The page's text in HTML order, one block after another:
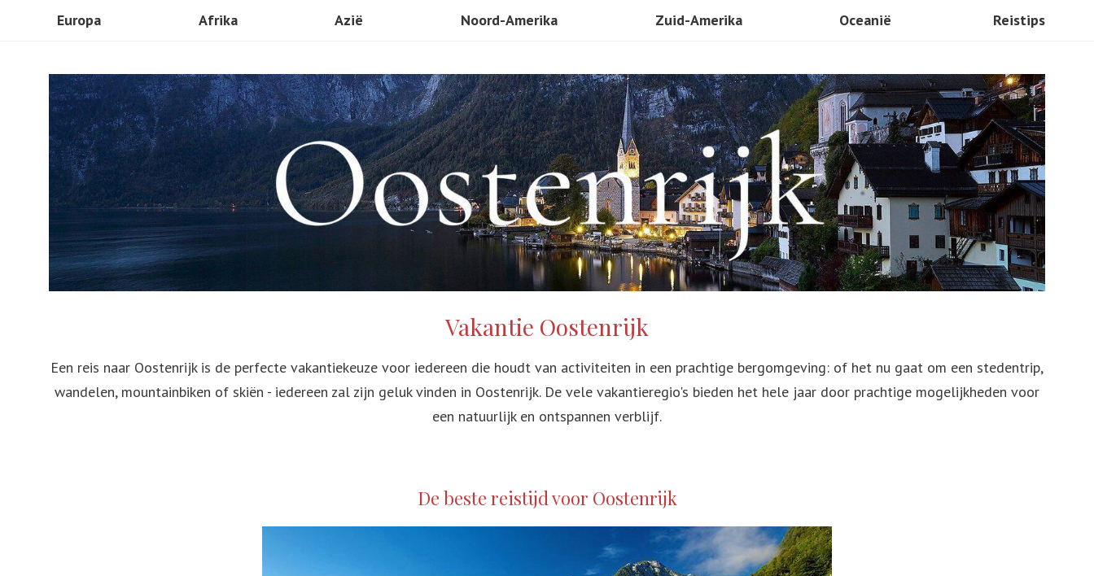
Europa
Nederland
Italië
Frankrijk
Spanje
Portugal
Griekenland
Duitsland
Afrika
Zuid Afrika
Ethiopie
Marokko
Tanzania
Egypte
Madagaskar
Azië
Taiwan
Thailand
Vietnam
India
Hongkong
Huwelijksreis naar de Malediven
De leukste gratis activiteiten in Dubai
China
Noord-Amerika
Mexico
Canada
Costa Rica
Cuba
Zuid-Amerika
Peru
Curaçao
Patagonië
St. Maarten
Unieke excursies op Curaçao
Aruba
Guatemala
Oceanië
Australië
Pacifische Eilanden
Reistips
Vaccinaties en Medicatie
TOP 10 Lijstjes
Voorbereiding en Uitvoering
Google Flights
Sportreizen
Alfabetische Landenlijst
Gestrand in het buitenland: wat als er
Visa en Legalisaties
Vakantie Oostenrijk
Een reis naar Oostenrijk is de perfecte vakantiekeuze voor iedereen die houdt van activiteiten in een prachtige bergomgeving: of het nu gaat om een stedentrip,
wandelen, mountainbiken of skiën - iedereen zal zijn geluk vinden in Oostenrijk. De vele vakantieregio's bieden het hele jaar door prachtige mogelijkheden voor
een natuurlijk en ontspannen verblijf.
De beste reistijd voor Oostenrijk